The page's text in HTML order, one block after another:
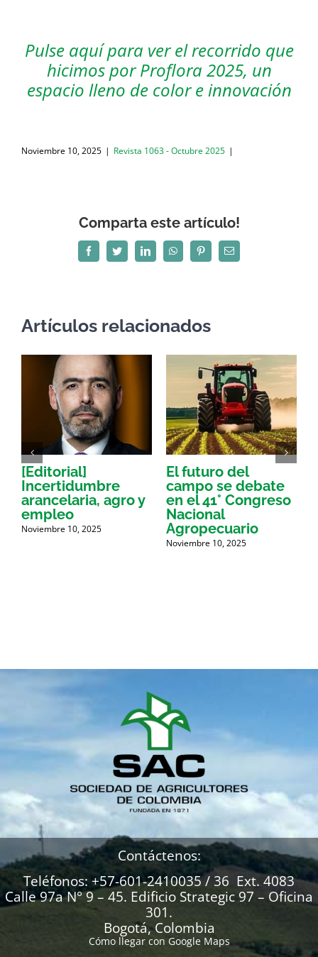
Pulse aquí para ver el recorrido que
hicimos por Proflora 2025, un
espacio lleno de color e innovación
Noviembre 10, 2025 | Revista 1063 - Octubre 2025 |
Comparta este artículo!
FacebookTwitterLinkedInWhatsAppPinterestCorreo
electrónico
Artículos relacionados
[Editorial]
Incertidumbre
arancelaria, agro y
empleo
Noviembre 10, 2025
El futuro del
campo se debate
en el 41° Congreso
Nacional
Agropecuario
Noviembre 10, 2025
Contáctenos:
Teléfonos: +57-601-2410035 / 36 Ext. 4083
Calle 97a N° 9 – 45. Edificio Strategic 97 – Oficina
301.
Bogotá, Colombia
Cómo llegar con Google Maps